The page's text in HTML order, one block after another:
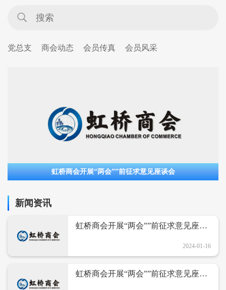
党总支 商会动态 会员传真 会员风采
虹桥商会开展“两会””前征求意见座谈会
新闻资讯
虹桥商会开展“两会””前征求意见座谈
2024-01-16
虹桥商会开展“两会””前征求意见座谈